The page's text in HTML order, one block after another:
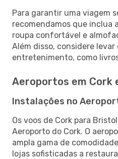
Para garantir uma viagem
recomendamos que inclua
roupa confortável e
Além disso, considere levar
entretenimento, como
Aeroportos em Cork
Instalações no
Os voos de Cork para
Aeroporto do Cork. O
ampla gama de
lojas sofisticadas a